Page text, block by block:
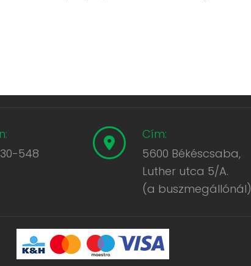
548
Cím:
5600 Békéscsaba,
Luther utca 5/A.
(a buszmegállónál)